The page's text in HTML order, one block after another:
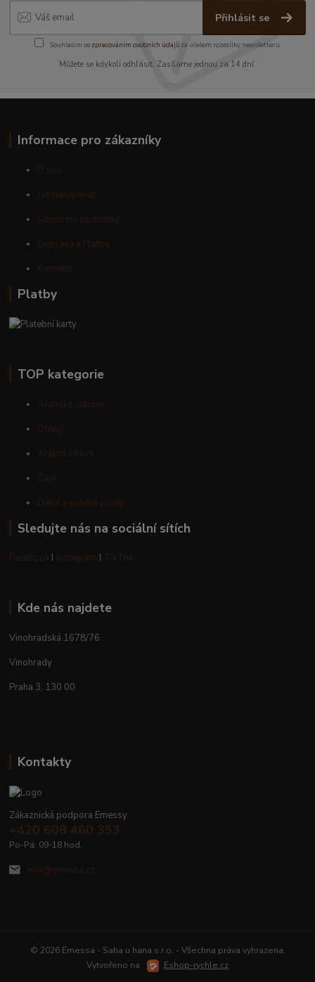
Přihlásit se
Souhlasím se zpracováním osobních údajůza účelem rozesílky newsletteru.
Můžete se kdykoli odhlásit. Zasíláme jednou za 14 dní.
Informace pro zákazníky
O nás
Jak Nakupovat
Obchodní podmínky
Doprava a Platby
Kontakty
Platby
TOP kategorie
Arabské cukroví
Oříšky
Arabská káva
Čaje
Datle a sušené plody
Sledujte nás na sociální sítích
Facebook I Instagram I TikTok
Kde nás najdete
Vinohradská 1678/76
Vinohrady
Praha 3, 130 00
Kontakty
Zákaznická podpora Emessy
+420 608 460 353
Po-Pá: 09-18 hod.
info@emessa.cz
© 2026 Emessa - Saha u hana s.r.o. - Všechna práva vyhrazena.
Vytvořeno na
Eshop-rychle.cz